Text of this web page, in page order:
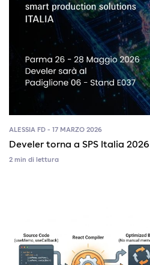
ALESSIA FD - 17 MARZO 2026
Develer torna a SPS Italia 2026
2 min di lettura